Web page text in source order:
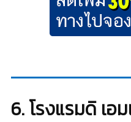
6. โรงแรมดิ เอ